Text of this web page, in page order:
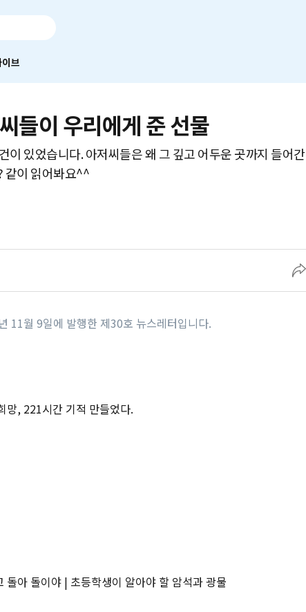
브
들이 우리에게 준 선물
이 있었습니다. 아저씨들은 왜 그 깊고 어두운 곳까지 들어간
같이 읽어봐요^^
11월 9일에 발행한 제30호 뉴스레터입니다.
망, 221시간 기적 만들었다.
아 돌이야 | 초등학생이 알아야 할 암석과 광물